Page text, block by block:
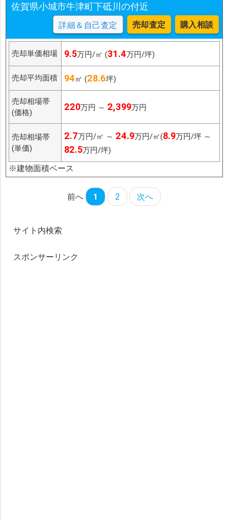
佐賀県小城市牛津町下砥川の付近
詳細＆自己査定 売却査定 購入相談
売却単価相場 9.5万円/㎡ (31.4万円/坪)
売却平均面積 94㎡ (28.6坪)
売却相場帯
(価格)
220万円 ～ 2,399万円
売却相場帯
(単価)
2.7万円/㎡ ～ 24.9万円/㎡(8.9万円/坪 ～
82.5万円/坪)
※建物面積ベース
前へ 1 2 次へ
サイト内検索
スポンサーリンク